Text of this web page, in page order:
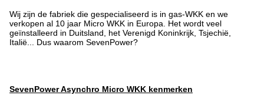
Wij zijn de fabriek die gespecialiseerd is in gas-WKK en we
verkopen al 10 jaar Micro WKK in Europa. Het wordt veel
geïnstalleerd in Duitsland, het Verenigd Koninkrijk, Tsjechië,
Italië... Dus waarom SevenPower?
SevenPower Asynchro Micro WKK kenmerken